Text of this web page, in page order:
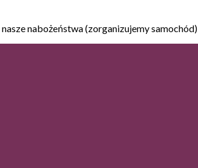
nabożeństwa (zorganizujemy samochód)